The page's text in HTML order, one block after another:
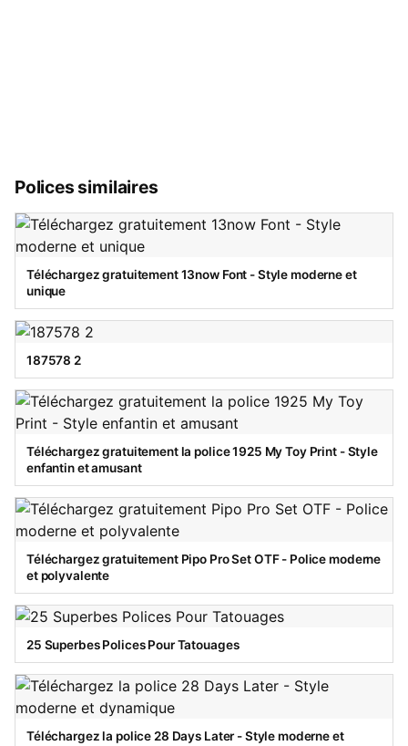
Polices similaires
Téléchargez gratuitement 13now Font - Style moderne et
unique
187578 2
Téléchargez gratuitement la police 1925 My Toy Print - Style
enfantin et amusant
Téléchargez gratuitement Pipo Pro Set OTF - Police moderne
et polyvalente
25 Superbes Polices Pour Tatouages
Téléchargez la police 28 Days Later - Style moderne et